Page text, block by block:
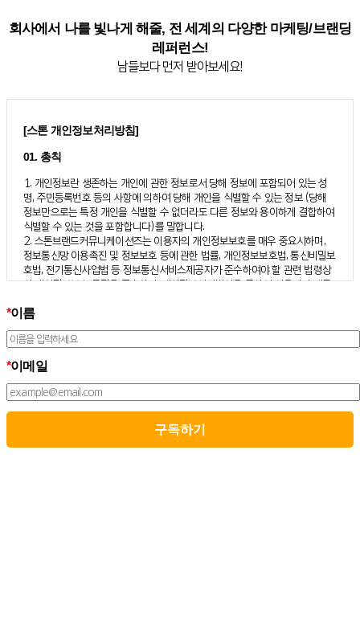
회사에서 나를 빛나게 해줄, 전 세계의 다양한 마케팅/브랜딩
레퍼런스!
남들보다 먼저 받아보세요!
[스톤 개인정보처리방침]
01. 총칙
1. 개인정보란 생존하는 개인에 관한 정보로서 당해 정보에 포함되어 있는 성
명, 주민등록번호 등의 사항에 의하여 당해 개인을 식별할 수 있는 정보 (당해
정보만으로는 특정 개인을 식별할 수 없더라도 다른 정보와 용이하게 결합하여
식별할 수 있는 것을 포함합니다)를 말합니다.
2. 스톤브랜드커뮤니케이션즈는 이용자의 개인정보보호를 매우 중요시하며,
정보통신망 이용촉진 및 정보보호 등에 관한 법률, 개인정보보호법, 통신비밀보
호법, 전기통신사업법 등 정보통신서비스제공자가 준수하여야 할 관련 법령상
의 개인정보보호 규정을 준수하며, 개인정보처리방침을 통하여 이용자가 제공
해 어떠한 조치가 취해지고 있는지 알려드립니다.
3. 스톤브랜드커뮤니케이션즈는 개인정보처리방침의 지속적인 개선을 위하여
개정하는데 필요한 절차를 정하고 있으며, 개인정보처리방침을 회사의 필요와
경우 버전번호 등을 부여하여 개정된 사항을 이용자께서 쉽게 알아볼 수 있도
록 하고 있습니다.
02. 수집하는 개인정보의 항목 및 수집방법
모든 이용자는 스톤브랜드커뮤니케이션즈가 제공하는 서비스를 이용할 수 있
고, 구독 신청을 통해 스톤브랜드커뮤니케이션즈의 다양한 서비스를 제공받을
*이름
*이메일